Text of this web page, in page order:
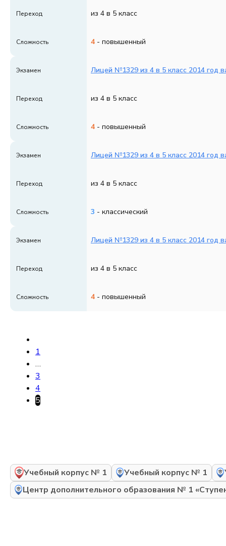
Переход из 4 в 5 класс
Сложность 4 - повышенный
Экзамен Лицей №1329 из 4 в 5 класс 2014 год
Переход из 4 в 5 класс
Сложность 4 - повышенный
Экзамен Лицей №1329 из 4 в 5 класс 2014 год
Переход из 4 в 5 класс
Сложность 3 - классический
Экзамен Лицей №1329 из 4 в 5 класс 2014 год
Переход из 4 в 5 класс
Сложность 4 - повышенный
1
…
3
4
5
Учебный корпус № 1 Учебный корпус № 1
Центр дополнительного образования № 1